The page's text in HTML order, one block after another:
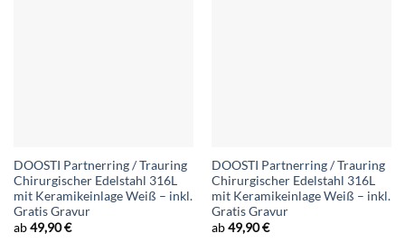
DOOSTI Partnerring / Trauring
Chirurgischer Edelstahl 316L
mit Keramikeinlage Weiß – inkl.
Gratis Gravur
ab49,90€
DOOSTI Partnerring / Trauring
Chirurgischer Edelstahl 316L
mit Keramikeinlage Weiß – inkl.
Gratis Gravur
ab49,90€